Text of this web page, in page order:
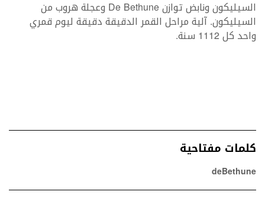
السيليكون ونابض توازن De Bethune وعجلة هروب من
السيليكون. آلية مراحل القمر الدقيقة دقيقة ليوم قمري
واحد كل 1112 سنة.
كلمات مفتاحية
deBethune